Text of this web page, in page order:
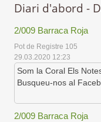
Diari d'abord -
2/009 Barraca Roja
Pot de Registre 105
29.03.2020 12:23
Som la Coral Els
Busqueu-nos al
2/009 Barraca Roja